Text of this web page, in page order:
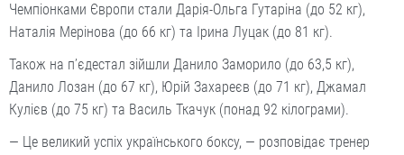
Чемпіонками Європи стали Дарія-Ольга Гутаріна (до 52 кг),
Наталія Мерінова (до 66 кг) та Ірина Луцак (до 81 кг).
Також на п’єдестал зійшли Данило Заморило (до 63,5 кг),
Данило Лозан (до 67 кг), Юрій Захареєв (до 71 кг), Джамал
Кулієв (до 75 кг) та Василь Ткачук (понад 92 кілограми).
— Це великий успіх українського боксу, — розповідає тренер